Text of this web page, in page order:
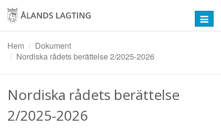
Hoppa
huvudinnehåll
Hem
Dokument
Nordiska rådets berättelse 2/2025-2026
Nordiska rådets berättelse
2/2025-2026